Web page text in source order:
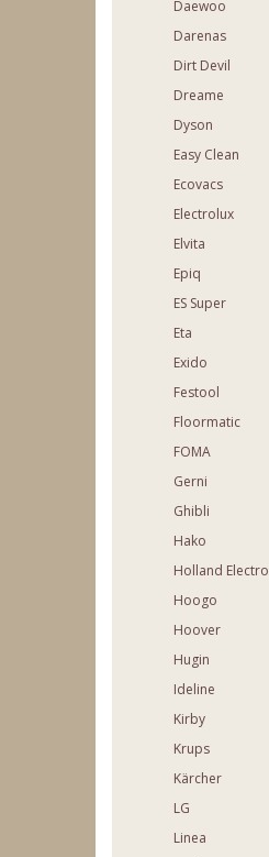
Daewoo
Darenas
Dirt Devil
Dreame
Dyson
Easy Clean
Ecovacs
Electrolux
Elvita
Epiq
ES Super
Eta
Exido
Festool
Floormatic
FOMA
Gerni
Ghibli
Hako
Holland Electro
Hoogo
Hoover
Hugin
Ideline
Kirby
Krups
Kärcher
LG
Linea
Køb rentefrit op til